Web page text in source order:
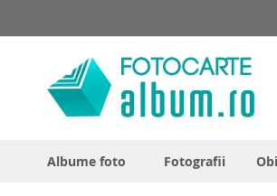
to
Content
Albume foto Fotografii